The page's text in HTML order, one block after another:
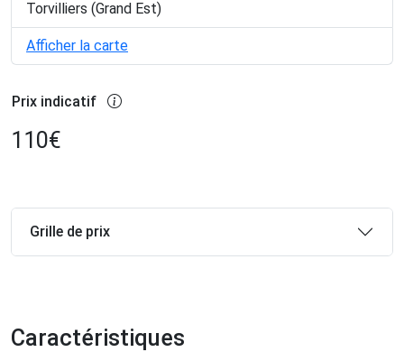
Torvilliers (Grand Est)
Afficher la carte
Prix indicatif
110€
Grille de prix
Caractéristiques